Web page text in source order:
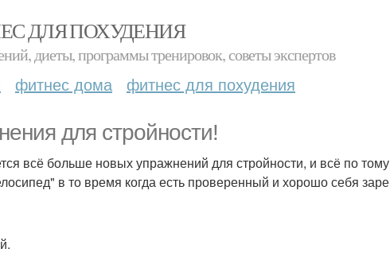
ДЛЯ ПОХУДЕНИЯ
диеты, программы тренировок, советы экспертов
фитнес дома фитнес для похудения
для стройности!
всё больше новых упражнений для стройности, и всё по
в то время когда есть проверенный и хорошо себя